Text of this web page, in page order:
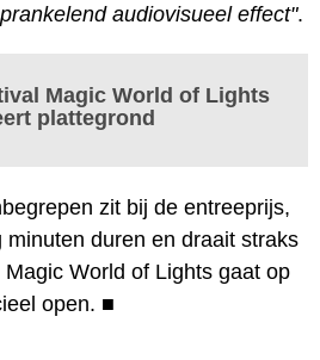
audiovisueel effect".
Magic World of Lights
plattegrond
zit bij de entreeprijs,
duren en draait straks
World of Lights gaat op
open. ■